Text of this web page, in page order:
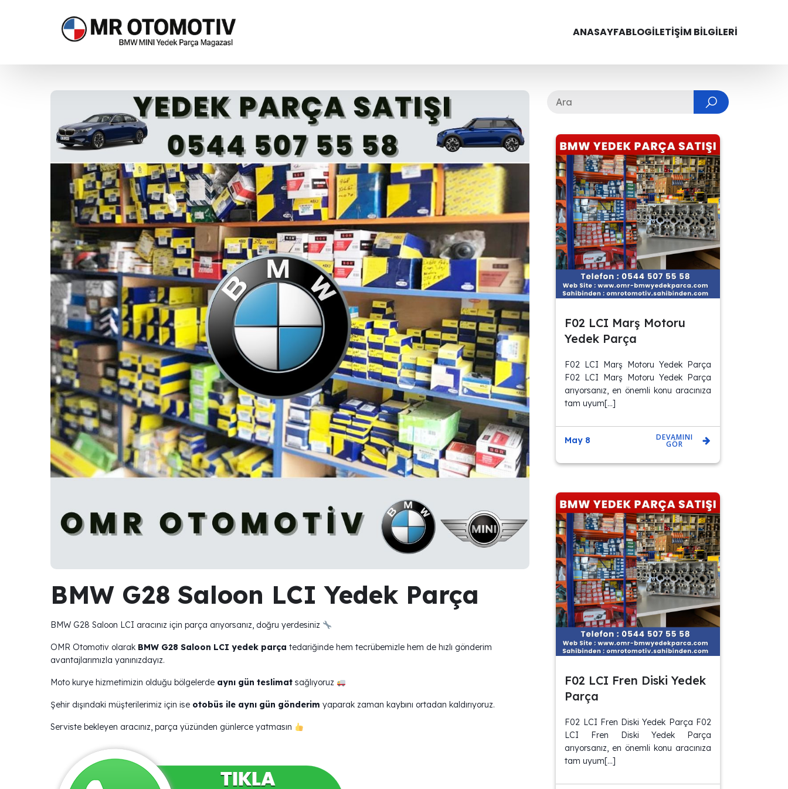
ANASAYFABLOGİLETIŞIM BILGILERI
BMW G28 Saloon LCI Yedek Parça
BMW G28 Saloon LCI aracınız için parça arıyorsanız, doğru yerdesiniz
OMR Otomotiv olarak BMW G28 Saloon LCI yedek parça tedariğinde hem tecrübemizle hem de hızlı gönderim
avantajlarımızla yanınızdayız.
Moto kurye hizmetimizin olduğu bölgelerde aynı gün teslimat sağlıyoruz
Şehir dışındaki müşterilerimiz için ise otobüs ile aynı gün gönderim yaparak zaman kaybını ortadan kaldırıyoruz.
Serviste bekleyen aracınız, parça yüzünden günlerce yatmasın
F02 LCI Marş Motoru
Yedek Parça
F02 LCI Marş Motoru Yedek Parça
F02 LCI Marş Motoru Yedek Parça
arıyorsanız, en önemli konu aracınıza
tam uyum[…]
May 8 DEVAMINI
GÖR
F02 LCI Fren Diski Yedek
Parça
F02 LCI Fren Diski Yedek Parça F02
LCI Fren Diski Yedek Parça
arıyorsanız, en önemli konu aracınıza
tam uyum[…]